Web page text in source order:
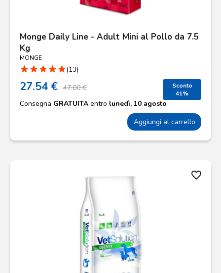
Monge Daily Line - Adult Mini al Pollo da 7.5
Kg
MONGE
star star star star star(13)
27.54 € 47.00 €
Sconto
41%
Consegna GRATUITA entro lunedì, 10 agosto
Aggiungi al carrello
favorite_border